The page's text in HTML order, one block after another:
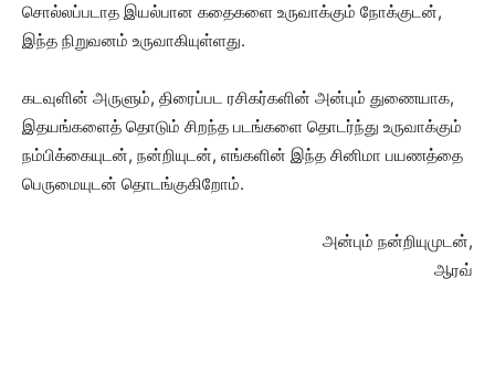
சொல்லப்படாத இயல்பான கதைகளை உருவாக்கும் நோக்குடன்,
இந்த நிறுவனம் உருவாகியுள்ளது.
கடவுளின் அருளும், திரைப்பட ரசிகர்களின் அன்பும் துணையாக,
இதயங்களைத் தொடும் சிறந்த படங்களை தொடர்ந்து உருவாக்கும்
நம்பிக்கையுடன், நன்றியுடன், எங்களின் இந்த சினிமா பயணத்தை
பெருமையுடன் தொடங்குகிறோம்.
அன்பும் நன்றியுமுடன்,
ஆரவ்